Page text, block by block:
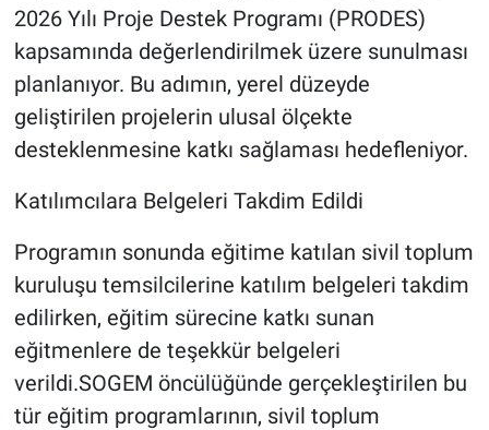
2026 Yılı Proje Destek Programı (PRODES)
kapsamında değerlendirilmek üzere sunulması
planlanıyor. Bu adımın, yerel düzeyde
geliştirilen projelerin ulusal ölçekte
desteklenmesine katkı sağlaması hedefleniyor.
Katılımcılara Belgeleri Takdim Edildi
Programın sonunda eğitime katılan sivil toplum
kuruluşu temsilcilerine katılım belgeleri takdim
edilirken, eğitim sürecine katkı sunan
eğitmenlere de teşekkür belgeleri
verildi.SOGEM öncülüğünde gerçekleştirilen bu
tür eğitim programlarının, sivil toplum